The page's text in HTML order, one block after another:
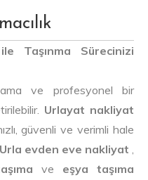
Taşınma Sürecinizi
ve profesyonel bir
Urlayat nakliyat
güvenli ve verimli hale
Urla evden eve nakliyat ,
ve eşya taşıma